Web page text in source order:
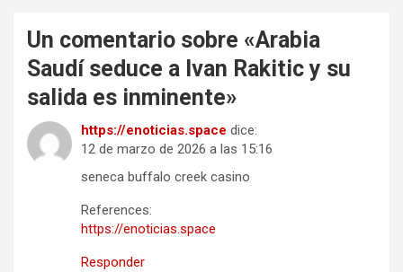
Un comentario sobre «Arabia
Saudí seduce a Ivan Rakitic y su
salida es inminente»
https://enoticias.space dice:
12 de marzo de 2026 a las 15:16
seneca buffalo creek casino
References:
https://enoticias.space
Responder